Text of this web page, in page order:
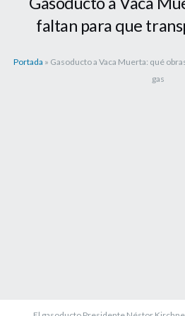
faltan para que
Portada » Gasoducto a Vaca Muerta: qué
gas